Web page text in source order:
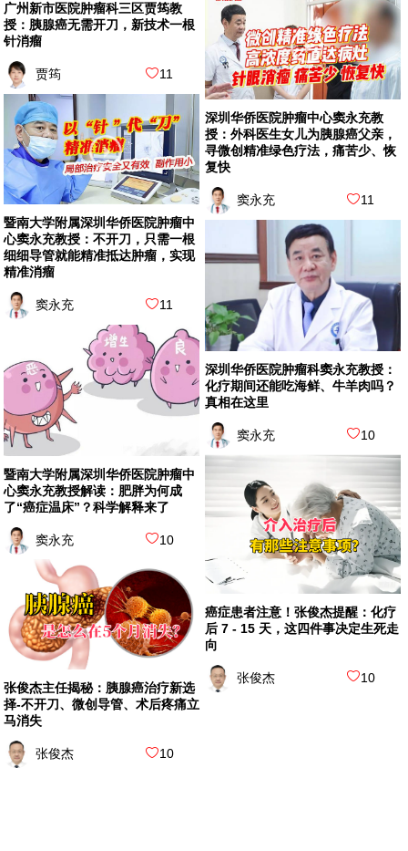
广州新市医院肿瘤科三区贾筠教
授：胰腺癌无需开刀，新技术一根
针消瘤
贾筠 11
深圳华侨医院肿瘤中心窦永充教
授：外科医生女儿为胰腺癌父亲，
寻微创精准绿色疗法，痛苦少、恢
复快
窦永充
11
暨南大学附属深圳华侨医院肿瘤中
心窦永充教授：不开刀，只需一根
细细导管就能精准抵达肿瘤，实现
精准消瘤
窦永充 11
深圳华侨医院肿瘤科窦永充教授：
化疗期间还能吃海鲜、牛羊肉吗？
真相在这里
窦永充 10
暨南大学附属深圳华侨医院肿瘤中
心窦永充教授解读：肥胖为何成
了“癌症温床”？科学解释来了
窦永充 10
癌症患者注意！张俊杰提醒：化疗
后 7 - 15 天，这四件事决定生死走
向
张俊杰 10
张俊杰主任揭秘：胰腺癌治疗新选
择-不开刀、微创导管、术后疼痛立
马消失
张俊杰 10